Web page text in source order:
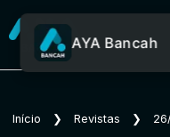
AYA Bancah
Início ❯ Revistas ❯